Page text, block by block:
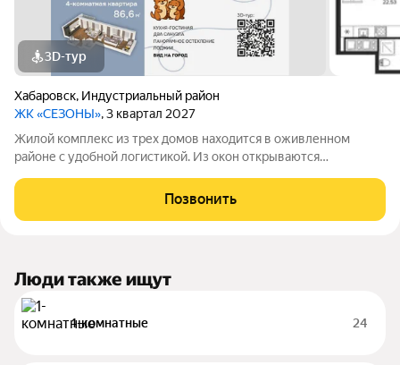
3D-тур
Хабаровск, Индустриальный район
ЖК «СЕЗОНЫ», 3 квартал 2027
Жилой комплекс из трех домов находится в оживленном
районе с удобной логистикой. Из окон открываются
районе уже есть все, что обеспечивает комфорт и помогает
жить с удовольствием. При этом, нам
Позвонить
Люди также ищут
1-комнатные 24